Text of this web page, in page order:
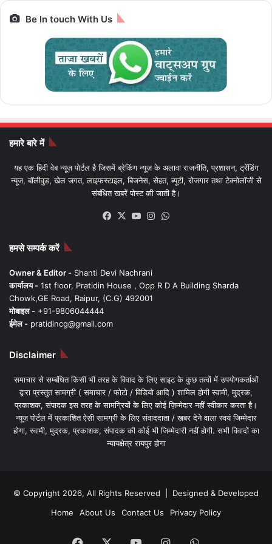
Be In touch With Us
हमारे बारे में
यह एक हिंदी वेब न्यूज़ पोर्टल है जिसमें ब्रेकिंग न्यूज़ के अलावा राजनीति, प्रशासन, ट्रेंडिंग
न्यूज, बॉलीवुड, खेल जगत, लाइफस्टाइल, बिजनेस, सेहत, ब्यूटी, रोजगार तथा टेक्नोलॉजी से
संबंधित खबरें पोस्ट की जाती है।
Facebook
X YouTubeInstagram
हमसे सम्पर्क करें
Owner & Editor - Shanti Devi Nachrani
कार्यालय - 1st floor, Pratidin House , Opp R D A Building Sharda
Chowk,GE Road, Raipur, (C.G) 492001
मोबाइल - +91-9806044444
ईमेल - pratidincg@gmail.com
Disclaimer
समाचार से सम्बंधित किसी भी तरह के विवाद के लिए साइट के कुछ तत्वों में उपयोगकर्ताओं
द्वारा प्रस्तुत सामग्री ( समाचार / फोटो / विडियो आदि ) शामिल होगी स्वामी, मुद्रक,
प्रकाशक, संपादक इस तरह के सामग्रियों के लिए कोई ज़िम्मेदार नहीं स्वीकार करता है।
न्यूज़ पोर्टल में प्रकाशित ऐसी सामग्री के लिए संवाददाता / खबर देने वाला स्वयं जिम्मेदार
होगा, स्वामी, मुद्रक, प्रकाशक, संपादक की कोई भी जिम्मेदारी नहीं होगी. सभी विवादों का
न्यायक्षेत्र रायपुर होगा
© Copyright 2026, All Rights Reserved | Designed & Developed
Home
About Us Contact Us Privacy Policy